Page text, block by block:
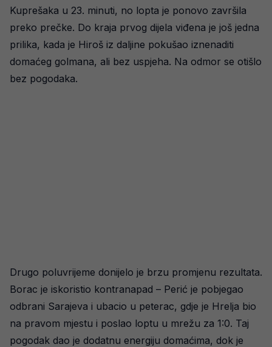
Kuprešaka u 23. minuti, no lopta je ponovo završila
preko prečke. Do kraja prvog dijela viđena je još jedna
prilika, kada je Hiroš iz daljine pokušao iznenaditi
domaćeg golmana, ali bez uspjeha. Na odmor se otišlo
bez pogodaka.
Drugo poluvrijeme donijelo je brzu promjenu rezultata.
Borac je iskoristio kontranapad – Perić je pobjegao
odbrani Sarajeva i ubacio u peterac, gdje je Hrelja bio
na pravom mjestu i poslao loptu u mrežu za 1:0. Taj
pogodak dao je dodatnu energiju domaćima, dok je